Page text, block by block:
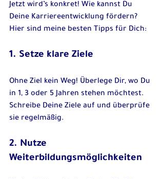
Jetzt wird’s konkret! Wie kannst Du
Deine Karriereentwicklung fördern?
Hier sind meine besten Tipps für Dich:
1. Setze klare Ziele
Ohne Ziel kein Weg! Überlege Dir, wo Du
in 1, 3 oder 5 Jahren stehen möchtest.
Schreibe Deine Ziele auf und überprüfe
sie regelmäßig.
2. Nutze
Weiterbildungsmöglichkeiten